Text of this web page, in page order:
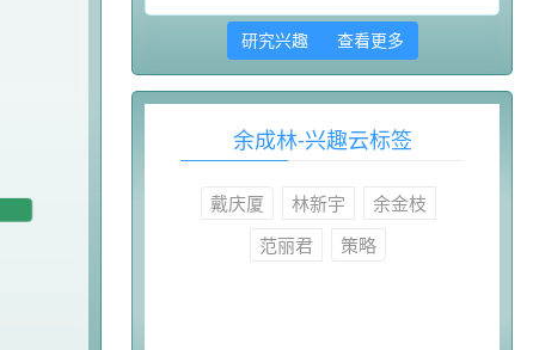
研究兴趣 查看更多
余成林-兴趣云标签
戴庆厦 林新宇
余金枝
范丽君
策略